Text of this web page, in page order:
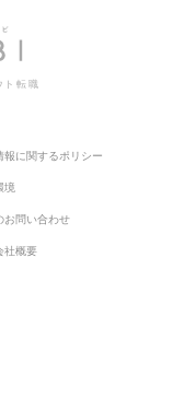
ト転職
報に関するポリシー
境
お問い合わせ
社概要